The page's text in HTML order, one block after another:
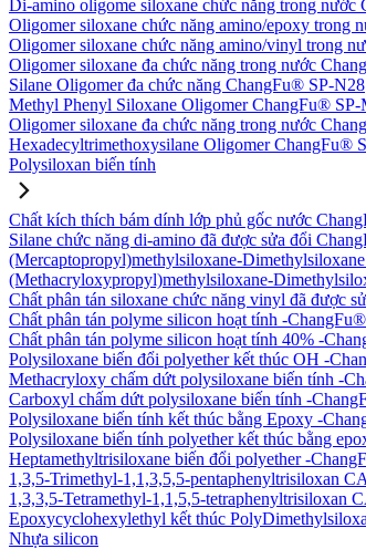
Di-amino oligome siloxane chức năng trong
Oligomer siloxane chức năng amino/epoxy trong
Oligomer siloxane chức năng amino/vinyl trong
Oligomer siloxane đa chức năng trong nước
Silane Oligomer đa chức năng ChangFu® SP-N28
Methyl Phenyl Siloxane Oligomer ChangFu® SP-
Oligomer siloxane đa chức năng trong nước
Hexadecyltrimethoxysilane Oligomer ChangFu®
Polysiloxan biến tính
Chất kích thích bám dính lớp phủ gốc nước
Silane chức năng di-amino đã được sửa đổi
(Mercaptopropyl)methylsiloxane-
(Methacryloxypropyl)methylsiloxane-
Chất phân tán siloxane chức năng vinyl đã được
Chất phân tán polyme silicon hoạt tính -
Chất phân tán polyme silicon hoạt tính 40% -
Polysiloxane biến đổi polyether kết thúc OH -
Methacryloxy chấm dứt polysiloxane biến tính -
Carboxyl chấm dứt polysiloxane biến tính -
Polysiloxane biến tính kết thúc bằng Epoxy -
Polysiloxane biến tính polyether kết thúc bằng
Heptamethyltrisiloxane biến đổi polyether -
1,3,5-Trimethyl-1,1,3,5,5-pentaphenyltrisiloxan
1,3,3,5-Tetramethyl-1,1,5,5-tetraphenyltrisiloxan
Epoxycyclohexylethyl kết thúc
Nhựa silicon